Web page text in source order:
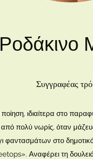
Ροδάκινο
Συγγραφέας
ιδιαίτερα στο
πολύ νωρίς, όταν
φαντασμάτων στο
Αναφέρει τη